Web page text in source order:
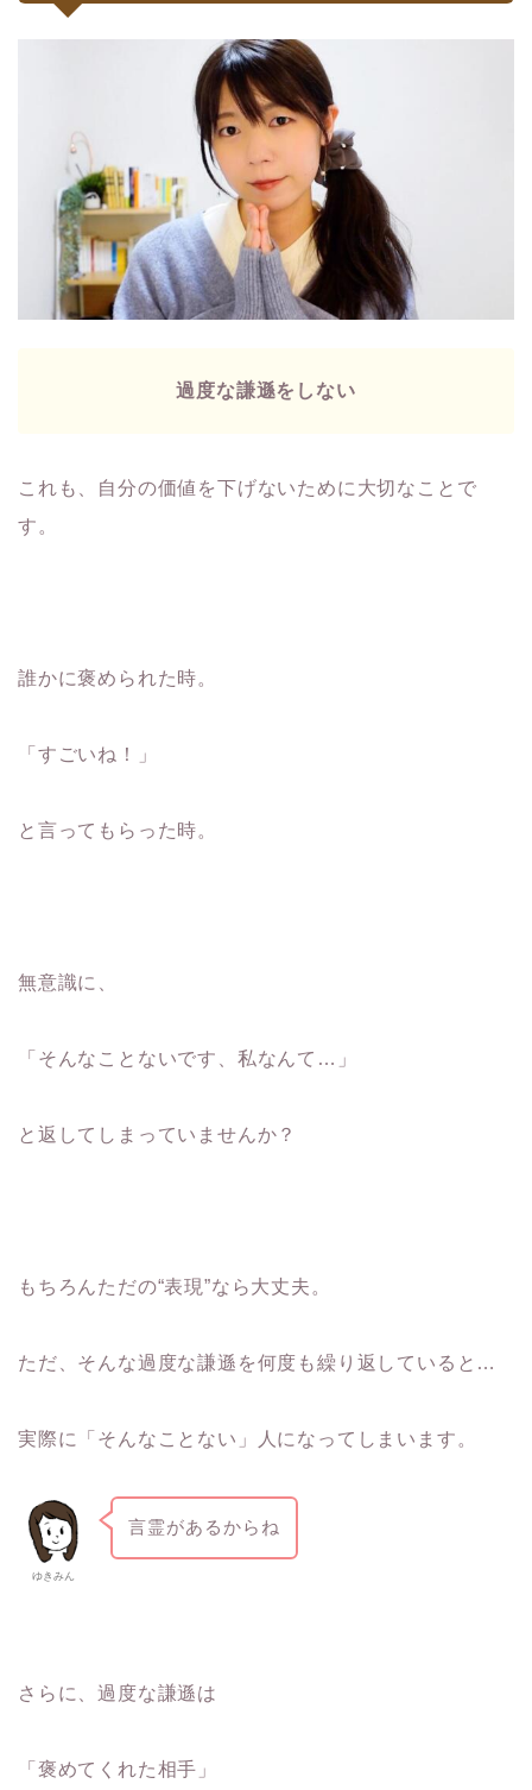
過度な謙遜をしない
これも、自分の価値を下げないために大切なことで
す。
誰かに褒められた時。
「すごいね！」
と言ってもらった時。
無意識に、
「そんなことないです、私なんて…」
と返してしまっていませんか？
もちろんただの“表現”なら大丈夫。
ただ、そんな過度な謙遜を何度も繰り返していると…
実際に「そんなことない」人になってしまいます。
ゆきみん
言霊があるからね
さらに、過度な謙遜は
「褒めてくれた相手」